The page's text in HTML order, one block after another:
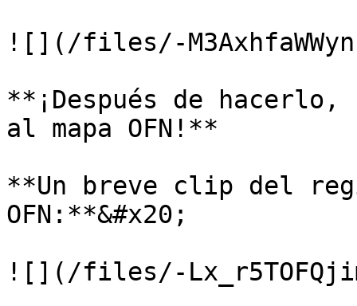
![](/files/-
**¡Después de
al mapa OFN!**
**Un breve clip del
OFN:**&#x20;
![](/files/-